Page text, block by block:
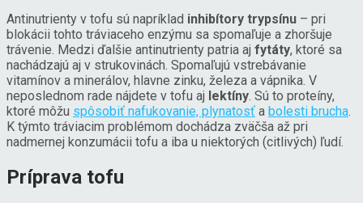
Antinutrienty v tofu sú napríklad inhibítory trypsínu – pri
blokácii tohto tráviaceho enzýmu sa spomaľuje a zhoršuje
trávenie. Medzi ďalšie antinutrienty patria aj fytáty, ktoré sa
nachádzajú aj v strukovinách. Spomaľujú vstrebávanie
vitamínov a minerálov, hlavne zinku, železa a vápnika. V
neposlednom rade nájdete v tofu aj lektíny. Sú to proteíny,
ktoré môžu spôsobiť nafukovanie, plynatosť a bolesti brucha.
K týmto tráviacim problémom dochádza zväčša až pri
nadmernej konzumácii tofu a iba u niektorých (citlivých) ľudí.
Príprava tofu